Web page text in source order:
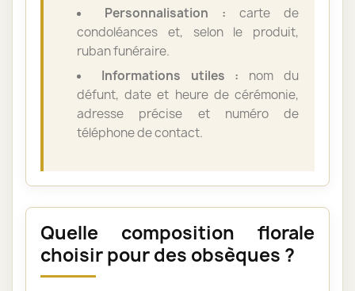
Personnalisation : carte de
condoléances et, selon le produit,
ruban funéraire.
Informations utiles : nom du
défunt, date et heure de cérémonie,
adresse précise et numéro de
téléphone de contact.
Quelle composition florale
choisir pour des obsèques ?